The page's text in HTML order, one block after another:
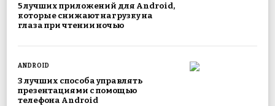
5 лучших приложений для Android,
которые снижают нагрузку на
глаза при чтении ночью
ANDROID
3 лучших способа управлять
презентациями с помощью
телефона Android